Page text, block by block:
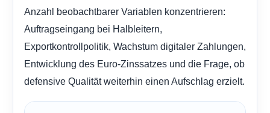
Anzahl beobachtbarer Variablen konzentrieren:
Auftragseingang bei Halbleitern,
Exportkontrollpolitik, Wachstum digitaler Zahlungen,
Entwicklung des Euro-Zinssatzes und die Frage, ob
defensive Qualität weiterhin einen Aufschlag erzielt.